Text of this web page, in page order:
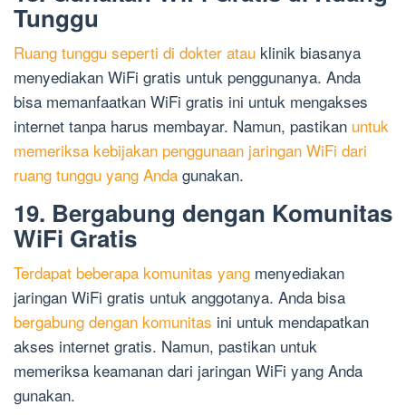
Tunggu
Ruang tunggu seperti di dokter atau klinik biasanya
menyediakan WiFi gratis untuk penggunanya. Anda
bisa memanfaatkan WiFi gratis ini untuk mengakses
internet tanpa harus membayar. Namun, pastikan untuk
memeriksa kebijakan penggunaan jaringan WiFi dari
ruang tunggu yang Anda gunakan.
19. Bergabung dengan Komunitas
WiFi Gratis
Terdapat beberapa komunitas yang menyediakan
jaringan WiFi gratis untuk anggotanya. Anda bisa
bergabung dengan komunitas ini untuk mendapatkan
akses internet gratis. Namun, pastikan untuk
memeriksa keamanan dari jaringan WiFi yang Anda
gunakan.